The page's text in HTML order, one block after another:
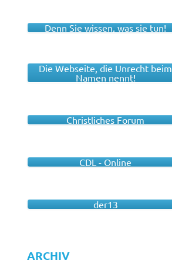
Denn Sie wissen, was sie tun!
Die Webseite, die Unrecht beim
Namen nennt!
Christliches Forum
CDL - Online
der13
ARCHIV